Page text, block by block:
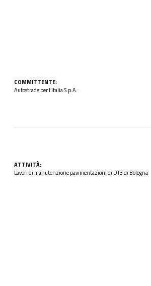
COMMITTENTE:
Autostrade per l’Italia S.p.A.
ATTIVITÀ:
Lavori di manutenzione pavimentazioni di DT3 di Bologna